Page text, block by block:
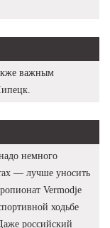
важным
немного
— лучше уносить
Vermodje
ходьбе
российский